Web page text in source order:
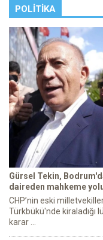
POLITIKA
Gürsel Tekin,
daireden mahkeme
CHP’nin eski
Türkbükü'nde kiraladığı
karar ...